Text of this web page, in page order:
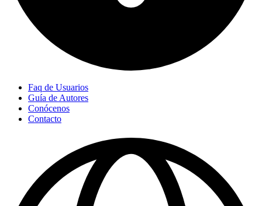
Faq de Usuarios
Guía de Autores
Conócenos
Contacto